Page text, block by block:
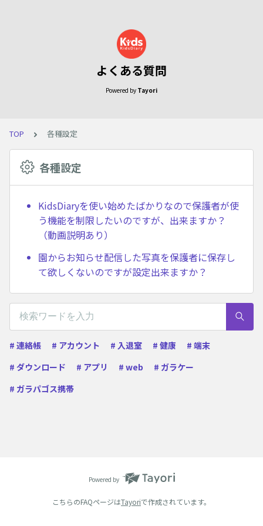
よくある質問
Powered by Tayori
TOP 各種設定
各種設定
KidsDiaryを使い始めたばかりなので保護者が使
う機能を制限したいのですが、出来ますか？
（動画説明あり）
園からお知らせ配信した写真を保護者に保存し
て欲しくないのですが設定出来ますか？
# 連絡帳 # アカウント # 入退室 # 健康
# 端末
# ダウンロード
# アプリ # web
# ガラケー
# ガラパゴス携帯
Powered by
こちらのFAQページはTayoriで作成されています。